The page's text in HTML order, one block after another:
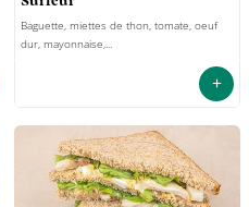
Baguette, miettes de thon, tomate, oeuf
dur, mayonnaise,...
+